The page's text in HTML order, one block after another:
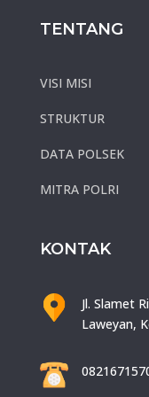
TENTANG
VISI MISI
STRUKTUR
DATA POLSEK
MITRA POLRI
KONTAK
Jl. Slamet
Laweyan,